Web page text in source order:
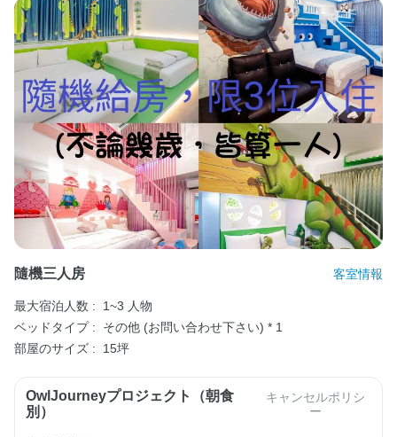
隨機三人房 客室情報
最大宿泊人数 :
1~3 人物
ベッドタイプ :
その他 (お問い合わせ下さい) * 1
部屋のサイズ :
15坪
OwlJourneyプロジェクト（朝食
別）
キャンセルポリシ
ー